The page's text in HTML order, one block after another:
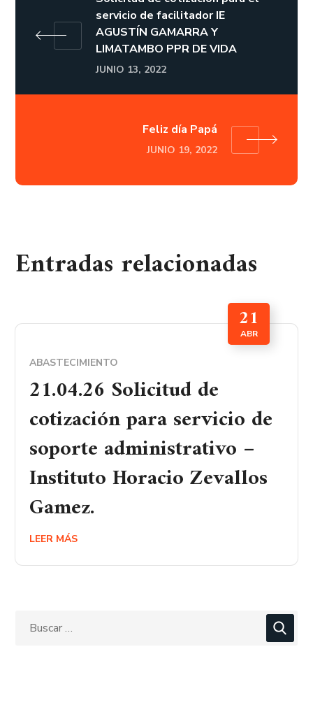
servicio de facilitador IE
AGUSTÍN GAMARRA Y
LIMATAMBO PPR DE VIDA
JUNIO 13, 2022
Feliz día Papá
JUNIO 19, 2022
Entradas relacionadas
21
ABR
ABASTECIMIENTO
21.04.26 Solicitud de
cotización para servicio de
soporte administrativo –
Instituto Horacio Zevallos
Gamez.
LEER MÁS